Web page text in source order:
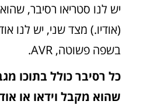
יש לנו סטריאו רסיבר,
(אודיו.) מצד שני, יש לנו
בשפה פשוטה, AVR.
כל רסיבר כולל בתוכו
שהוא מקבל וידאו או